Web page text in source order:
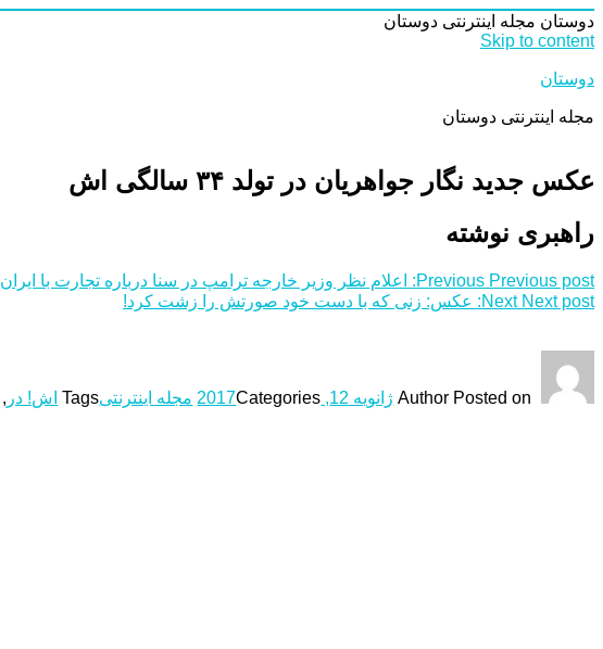
دوستان مجله اینترنتی دوستان
Skip to content
دوستان
مجله اینترنتی دوستان
عکس جدید نگار جواهریان در تولد ۳۴ سالگی اش
Author Posted on ژانویه 12, 2017 Categories مجله اینترنتیTags اش! در ,
راهبری نوشته
Previous Previous post:
اعلام نظر وزیر خارجه ترامپ در سنا درباره تجارت با ایران
Next Next post: عکس: زنی که با دست خود صورتش را زشت کرد!